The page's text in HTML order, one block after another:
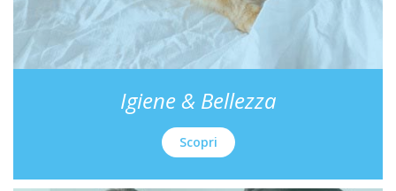
Igiene & Bellezza
Scopri